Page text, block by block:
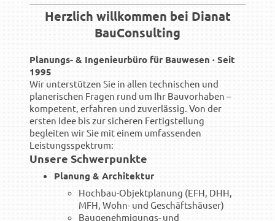
Herzlich willkommen bei Dianat
BauConsulting
Planungs- & Ingenieurbüro für Bauwesen · Seit
1995
Wir unterstützen Sie in allen technischen und
planerischen Fragen rund um Ihr Bauvorhaben –
kompetent, erfahren und zuverlässig. Von der
ersten Idee bis zur sicheren Fertigstellung
begleiten wir Sie mit einem umfassenden
Leistungsspektrum:
Unsere Schwerpunkte
Planung & Architektur
Hochbau-Objektplanung (EFH, DHH,
MFH, Wohn- und Geschäftshäuser)
Baugenehmigungs- und